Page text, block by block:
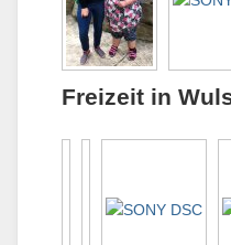
Freizeit in